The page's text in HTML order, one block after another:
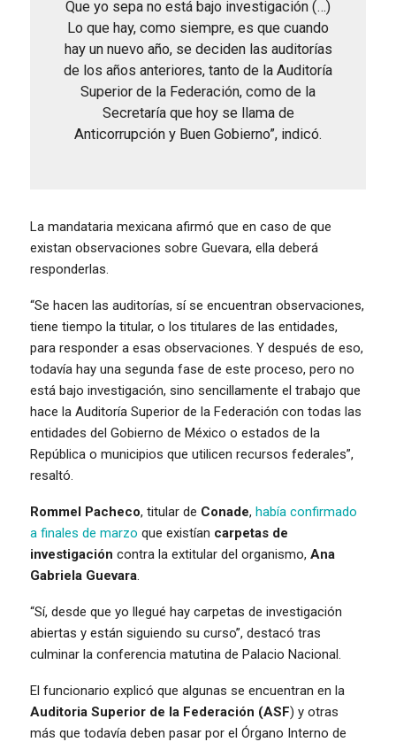
Que yo sepa no está bajo investigación (…)
Lo que hay, como siempre, es que cuando
hay un nuevo año, se deciden las auditorías
de los años anteriores, tanto de la Auditoría
Superior de la Federación, como de la
Secretaría que hoy se llama de
Anticorrupción y Buen Gobierno”, indicó.
La mandataria mexicana afirmó que en caso de que
existan observaciones sobre Guevara, ella deberá
responderlas.
“Se hacen las auditorías, sí se encuentran observaciones,
tiene tiempo la titular, o los titulares de las entidades,
para responder a esas observaciones. Y después de eso,
todavía hay una segunda fase de este proceso, pero no
está bajo investigación, sino sencillamente el trabajo que
hace la Auditoría Superior de la Federación con todas las
entidades del Gobierno de México o estados de la
República o municipios que utilicen recursos federales”,
resaltó.
Rommel Pacheco, titular de Conade, había confirmado
a finales de marzo que existían carpetas de
investigación contra la extitular del organismo, Ana
Gabriela Guevara.
“Sí, desde que yo llegué hay carpetas de investigación
abiertas y están siguiendo su curso”, destacó tras
culminar la conferencia matutina de Palacio Nacional.
El funcionario explicó que algunas se encuentran en la
Auditoria Superior de la Federación (ASF) y otras
más que todavía deben pasar por el Órgano Interno de